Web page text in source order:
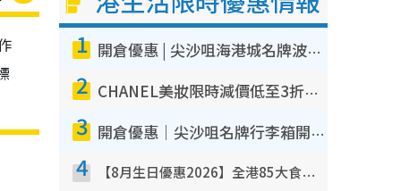
1 開倉優惠 | 尖沙咀海港城名牌波鞋開倉低至1折！On鞋$899起／Joy&Peace鞋履$98起
2 CHANEL美妝限時減價低至3折！人氣粉底/唇膏/精華液低至$275！COCO香水都有平
3 開倉優惠｜尖沙咀名牌行李箱開倉低至4折！一連5日 American Tourister/ace./Hallmark $200起！
4 【8月生日優惠2026】全港85大食買玩著數攻略 自助餐/火鍋放題同行免費＋誠品/DONKI送現金券